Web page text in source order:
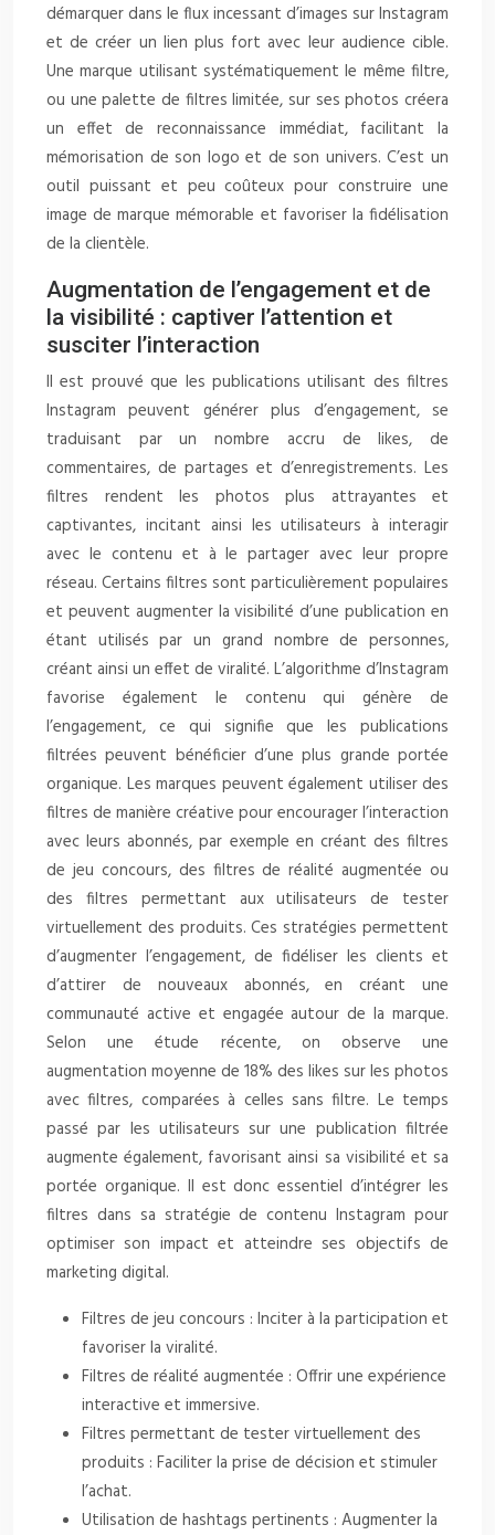
démarquer dans le flux incessant d’images sur Instagram
et de créer un lien plus fort avec leur audience cible.
Une marque utilisant systématiquement le même filtre,
ou une palette de filtres limitée, sur ses photos créera
un effet de reconnaissance immédiat, facilitant la
mémorisation de son logo et de son univers. C’est un
outil puissant et peu coûteux pour construire une
image de marque mémorable et favoriser la fidélisation
de la clientèle.
Augmentation de l’engagement et de
la visibilité : captiver l’attention et
susciter l’interaction
Il est prouvé que les publications utilisant des filtres
Instagram peuvent générer plus d’engagement, se
traduisant par un nombre accru de likes, de
commentaires, de partages et d’enregistrements. Les
filtres rendent les photos plus attrayantes et
captivantes, incitant ainsi les utilisateurs à interagir
avec le contenu et à le partager avec leur propre
réseau. Certains filtres sont particulièrement populaires
et peuvent augmenter la visibilité d’une publication en
étant utilisés par un grand nombre de personnes,
créant ainsi un effet de viralité. L’algorithme d’Instagram
favorise également le contenu qui génère de
l’engagement, ce qui signifie que les publications
filtrées peuvent bénéficier d’une plus grande portée
organique. Les marques peuvent également utiliser des
filtres de manière créative pour encourager l’interaction
avec leurs abonnés, par exemple en créant des filtres
de jeu concours, des filtres de réalité augmentée ou
des filtres permettant aux utilisateurs de tester
virtuellement des produits. Ces stratégies permettent
d’augmenter l’engagement, de fidéliser les clients et
d’attirer de nouveaux abonnés, en créant une
communauté active et engagée autour de la marque.
Selon une étude récente, on observe une
augmentation moyenne de 18% des likes sur les photos
avec filtres, comparées à celles sans filtre. Le temps
passé par les utilisateurs sur une publication filtrée
augmente également, favorisant ainsi sa visibilité et sa
portée organique. Il est donc essentiel d’intégrer les
filtres dans sa stratégie de contenu Instagram pour
optimiser son impact et atteindre ses objectifs de
marketing digital.
Filtres de jeu concours : Inciter à la participation et
favoriser la viralité.
Filtres de réalité augmentée : Offrir une expérience
interactive et immersive.
Filtres permettant de tester virtuellement des
produits : Faciliter la prise de décision et stimuler
l’achat.
Utilisation de hashtags pertinents : Augmenter la